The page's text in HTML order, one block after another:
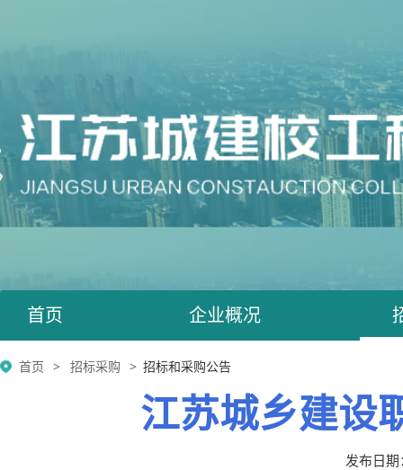
首页 企业概况
首页 招标采购 招标和采购公告
江苏城乡建设
发布日